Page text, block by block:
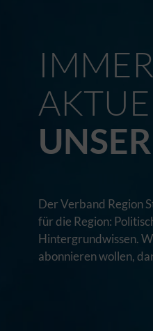
Der Verband Region
für die Region:
Hintergrundwissen.
abonnieren wollen,